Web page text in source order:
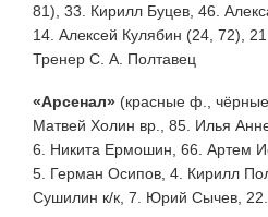
81), 33. Кирилл Буцев, 46.
14. Алексей Кулябин (24, 72),
Тренер С. А. Полтавец
«Арсенал» (красные ф., чёрные
Матвей Холин вр., 85. Илья
6. Никита Ермошин, 66. Артем
5. Герман Осипов, 4. Кирилл
Сушилин к/к, 7. Юрий Сычев,